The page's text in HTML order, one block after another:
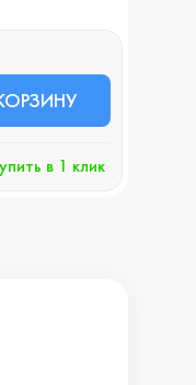
в 1 клик